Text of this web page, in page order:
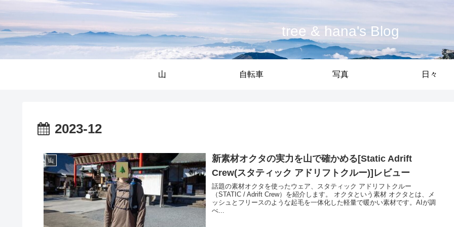
tree & hana's Blog
山 自転車 写真 日々
2023-12
山
新素材オクタの実力を山で確かめる[Static Adrift
Crew(スタティック アドリフトクルー)]レビュー
話題の素材オクタを使ったウェア、スタティック アドリフトクルー
（STATIC / Adrift Crew）を紹介します。 オクタという素材 オクタとは、メ
ッシュとフリースのような起毛を一体化した軽量で暖かい素材です。AIが調
べ...